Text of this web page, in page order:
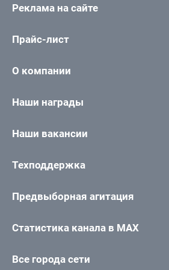
Реклама на сайте
Прайс-лист
О компании
Наши награды
Наши вакансии
Техподдержка
Предвыборная агитация
Статистика канала в MAX
Все города сети